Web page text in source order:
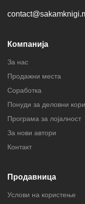
Компанија
За нас
Продажни места
Соработка
Понуди за деловни
Програма за лојалност
За нови автори
Контакт
Продавница
Услови на користење